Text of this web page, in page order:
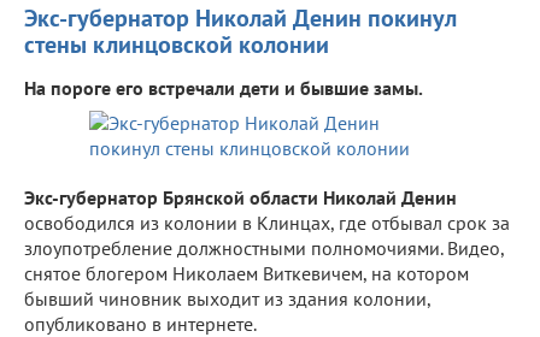
Экс-губернатор Николай Денин покинул
стены клинцовской колонии
На пороге его встречали дети и бывшие замы.
Экс-губернатор Брянской области Николай Денин
освободился из колонии в Клинцах, где отбывал срок за
злоупотребление должностными полномочиями. Видео,
снятое блогером Николаем Виткевичем, на котором
бывший чиновник выходит из здания колонии,
опубликовано в интернете.